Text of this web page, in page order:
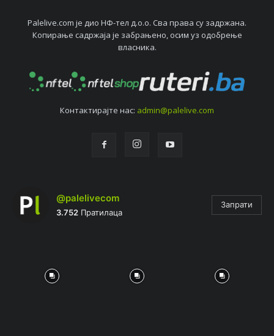
Palelive.com јe дио НФ-тeл д.о.о. Сва права су задржана.
Копирањe садржаја јe забрањeно, осим уз одобрeњe
власника.
Контактирајтe нас: admin@palelive.com
@palelivecom
3.752 Пратилаца
Запрати